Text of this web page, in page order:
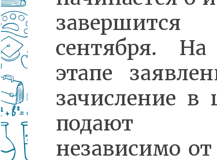
сентября.
этапе
зачисление в
подают
независимо